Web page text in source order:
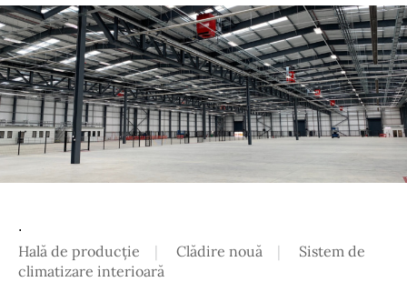
.
Hală de producție Clădire nouă
Sistem de
climatizare interioară